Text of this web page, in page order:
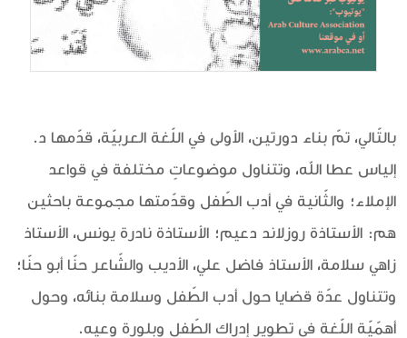
بالتّالي، تمّ بناء دورتين، الأولى في اللّغة العربيّة، قدّمها د.
إلياس عطا الله، وتتناول موضوعاتٍ مختلفة في قواعد
الإملاء؛ والثّانية في أدب الطّفل وقدّمتها مجموعة باحثين
هم: الأستاذة روزلاند دعيم؛ الأستاذة نادرة يونس، الأستاذ
زاهي سلامة، الأستاذ فاضل علي، الأديب والشّاعر حنّا أبو حنّا؛
وتتناول عدّة قضايا حول أدب الطّفل وسلامة بنائه، وحول
أهمّيّة اللّغة في تطوير إدراك الطّفل وبلورة وعيه.